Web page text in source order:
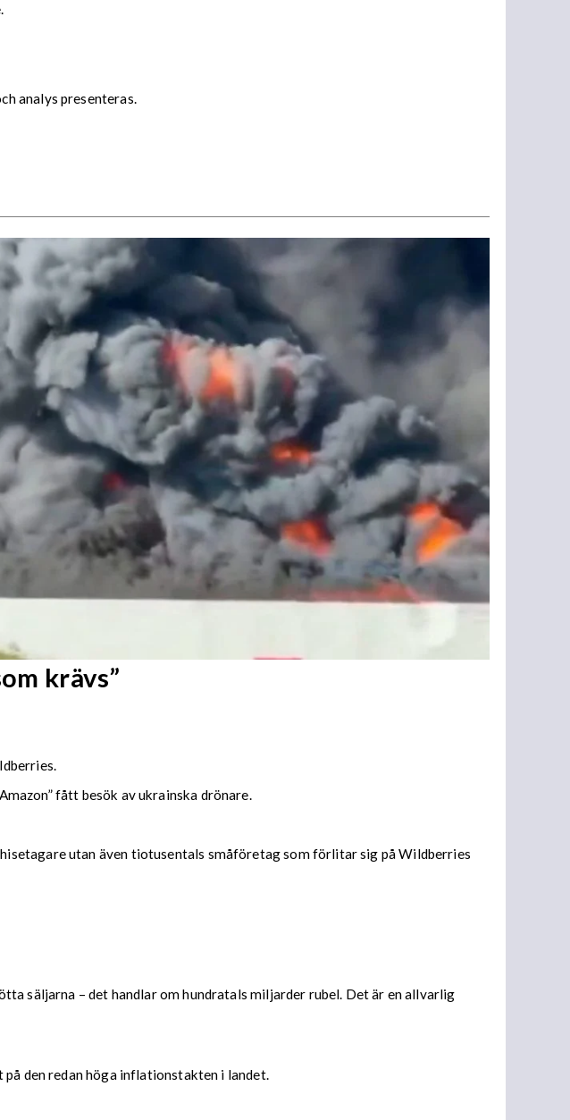
analys presenteras.
krävs”
fått besök av ukrainska drönare.
utan även tiotusentals småföretag som förlitar sig på Wildberries
säljarna – det handlar om hundratals miljarder rubel. Det är en allvarlig
den redan höga inflationstakten i landet.